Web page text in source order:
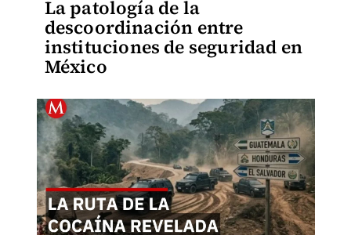
La patología de la
descoordinación entre
instituciones de seguridad en
México